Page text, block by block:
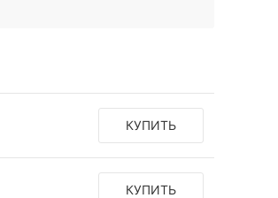
КУПИТЬ
КУПИТЬ